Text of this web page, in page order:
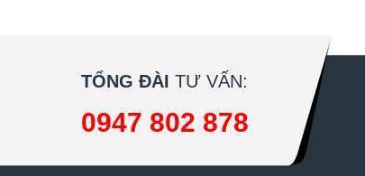
TỔNG ĐÀI TƯ VẤN:
0947 802 878